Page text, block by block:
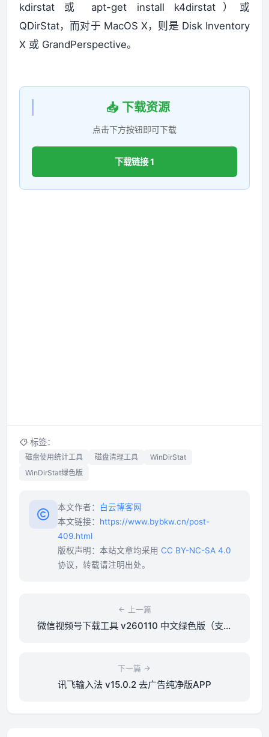
kdirstat 或 apt-get install k4dirstat）或
QDirStat，而对于 MacOS X，则是 Disk Inventory
X 或 GrandPerspective。
📥 下载资源
点击下方按钮即可下载
下载链接 1
标签：
磁盘使用统计工具 磁盘清理工具
WinDirStat
WinDirStat绿色版
本文作者：
白云博客网
本文链接： https://www.bybkw.cn/post-
409.html
版权声明：本站文章均采用 CC BY-NC-SA 4.0
协议，转载请注明出处。
上一篇
微信视频号下载工具 v260110 中文绿色版（支持
下一篇
讯飞输入法 v15.0.2 去广告纯净版APP